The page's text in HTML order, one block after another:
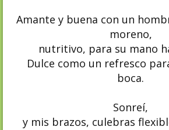
Amante y buena con un
moreno,
nutritivo, para su mano
Dulce como un refresco
boca.
Sonreí,
y mis brazos, culebras